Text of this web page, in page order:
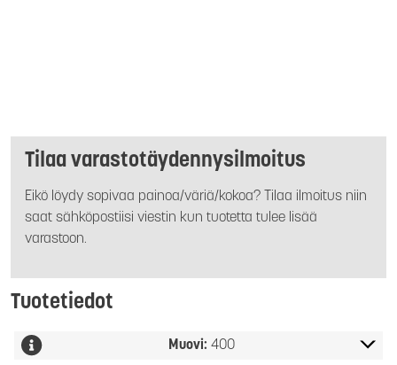
Tilaa varastotäydennysilmoitus
Eikö löydy sopivaa painoa/väriä/kokoa? Tilaa ilmoitus niin
saat sähköpostiisi viestin kun tuotetta tulee lisää
varastoon.
Tuotetiedot
Muovi: 400